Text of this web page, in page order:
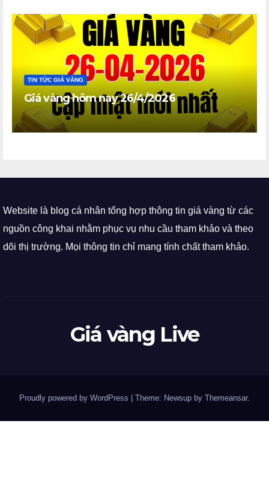
TIN TỨC GIÁ VÀNG
Giá vàng hôm nay 26/4/2026
Website là blog cá nhân tổng hợp thông tin giá vàng từ các
nguồn công khai nhằm phục vụ nhu cầu tham khảo và theo
dõi thị trường. Mọi thông tin chỉ mang tính chất tham khảo.
Giá vàng Live
Proudly powered by WordPress Theme: Newsup by Themeansar.